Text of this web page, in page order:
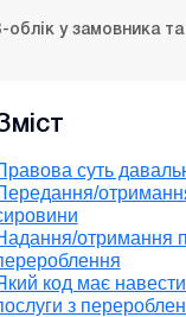
у замовника та
суть
отримання
код має
з